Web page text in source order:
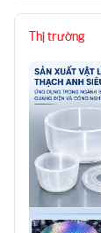
Thị trường